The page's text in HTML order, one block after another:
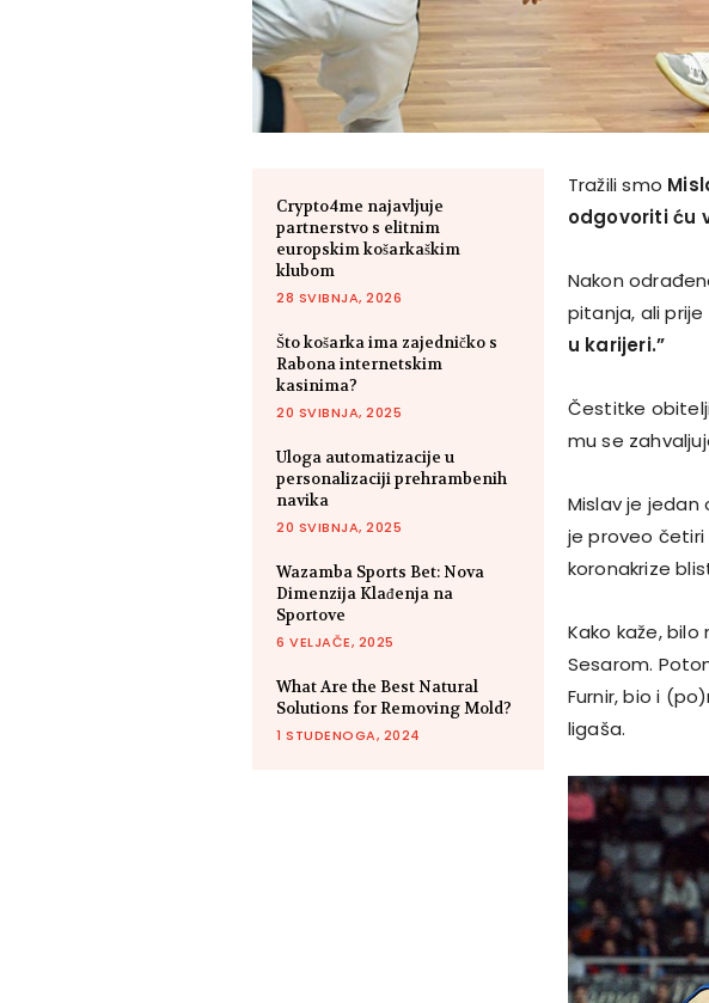
Crypto4me najavljuje
partnerstvo s elitnim
europskim košarkaškim
klubom
28 SVIBNJA, 2026
Što košarka ima zajedničko s
Rabona internetskim
kasinima?
20 SVIBNJA, 2025
Uloga automatizacije u
personalizaciji prehrambenih
navika
20 SVIBNJA, 2025
Wazamba Sports Bet: Nova
Dimenzija Klađenja na
Sportove
6 VELJAČE, 2025
What Are the Best Natural
Solutions for Removing Mold?
1 STUDENOGA, 2024
Tražili smo
odgovoriti ću
Nakon
pitanja, ali
u karijeri.”
Čestitke
mu se
Mislav je jedan
je proveo četiri
koronakrize
Kako kaže,
Sesarom.
Furnir, bio i
ligaša.